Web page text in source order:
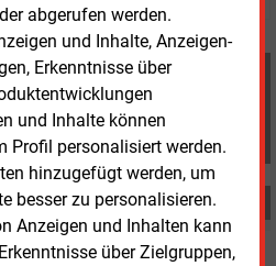
abgerufen werden.
und Inhalte, Anzeigen-
Erkenntnisse über
und Inhalte können
Profil personalisiert werden.
hinzugefügt werden, um
besser zu personalisieren.
Anzeigen und Inhalten kann
über Zielgruppen,
Fischer
8152 9311 0
und-management.de
ZUM THEMA
Donnerstag, 12.12.2024, 08:10